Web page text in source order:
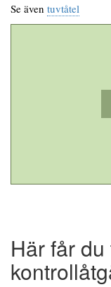
Se även tuvtåtel
Här får